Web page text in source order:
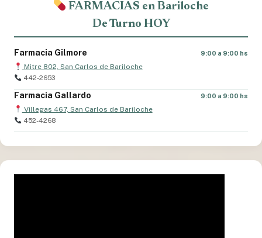
FARMACIAS en Bariloche
De Turno HOY
Farmacia Gilmore 9:00 a 9:00 hs
Mitre 802, San Carlos de Bariloche
442-2653
Farmacia Gallardo 9:00 a 9:00 hs
Villegas 467, San Carlos de Bariloche
452-4268